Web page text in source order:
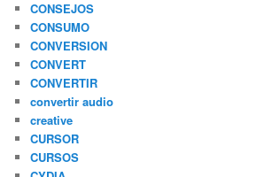
CONSEJOS
CONSUMO
CONVERSION
CONVERT
CONVERTIR
convertir audio
creative
CURSOR
CURSOS